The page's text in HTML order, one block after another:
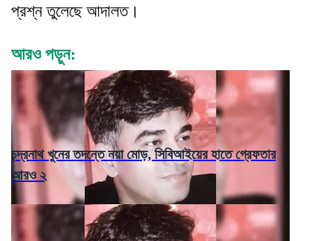
প্রশ্ন তুলেছে আদালত।
আরও পড়ুন:
চন্দ্রনাথ খুনের তদন্তে নয়া মোড়, সিবিআইয়ের হাতে গ্রেফতার
আরও ২